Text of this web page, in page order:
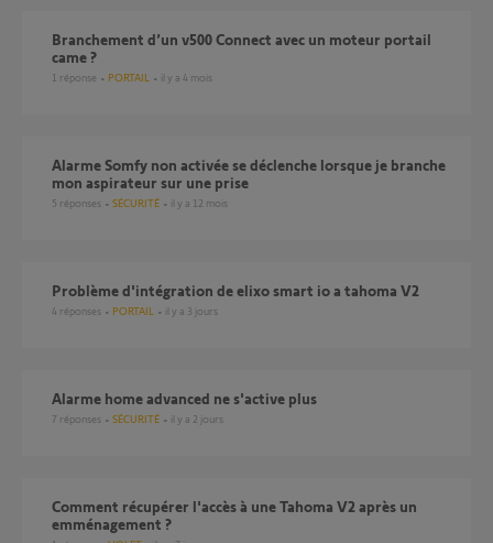
Branchement d’un v500 Connect avec un moteur portail
came ?
1 réponse PORTAIL il y a 4 mois
Alarme Somfy non activée se déclenche lorsque je branche
mon aspirateur sur une prise
5 réponses SÉCURITÉ il y a 12 mois
Problème d'intégration de elixo smart io a tahoma V2
4 réponses PORTAIL il y a 3 jours
Alarme home advanced ne s'active plus
7 réponses SÉCURITÉ il y a 2 jours
Comment récupérer l'accès à une Tahoma V2 après un
emménagement ?